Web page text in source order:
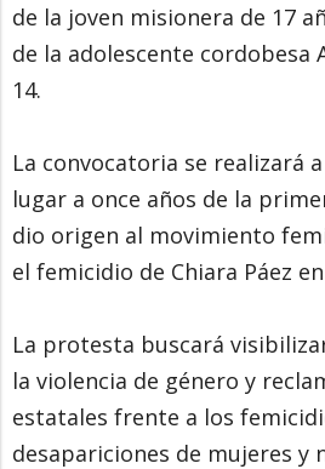
de la joven misionera de 17
de la adolescente cordobesa
14.
La convocatoria se realizará
lugar a once años de la
dio origen al movimiento
el femicidio de Chiara Páez
La protesta buscará
la violencia de género y
estatales frente a los
desapariciones de mujeres y